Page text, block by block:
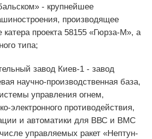
- крупнейшее
производящее
катера проекта 58155 «Гюрза-М», а
типа;
завод Киев-1 - завод
научно-производственная база,
управления огнем,
электронного противодействия,
и автоматики для ВВС и ВМС
управляемых ракет «Нептун-